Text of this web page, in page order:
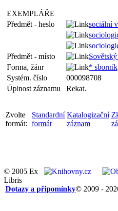
EXEMPLÁŘE
Předmět - heslo
sociální
Předmět - místo
Forma, žánr
*
Systém. číslo
000098708
Úplnost záznamu
Rekat.
Zvolte
formát:
Standardní
formát
Katalogizační
záznam
© 2005 Ex
Libris
© 2009 -
Dotazy a připomínky